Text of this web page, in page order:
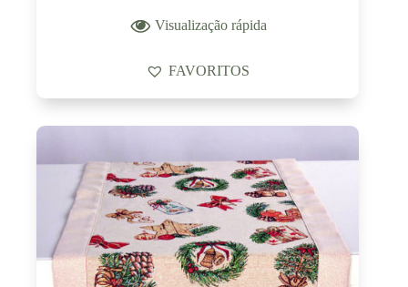
Visualização rápida
FAVORITOS